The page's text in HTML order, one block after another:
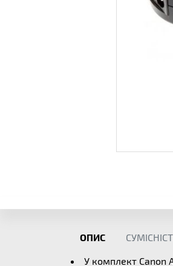
ОПИС
У комплект Canon